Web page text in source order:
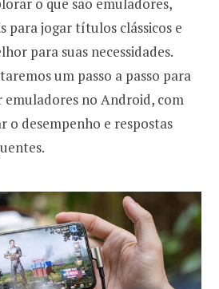
para jogar títulos clássicos e
para suas necessidades.
um passo a passo para
no Android, com
o desempenho e respostas